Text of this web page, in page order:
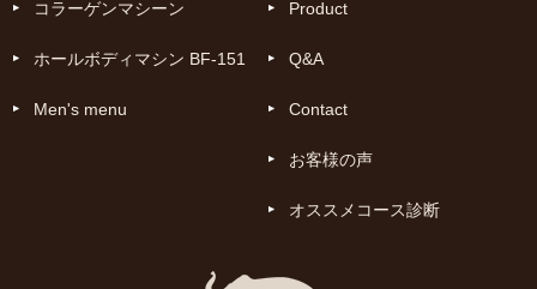
コラーゲンマシーン
ホールボディマシン BF-151
Men's menu
Product
Q&A
Contact
お客様の声
オススメコース診断